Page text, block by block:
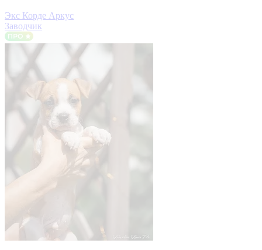
Экс Корде Аркус
Заводчик